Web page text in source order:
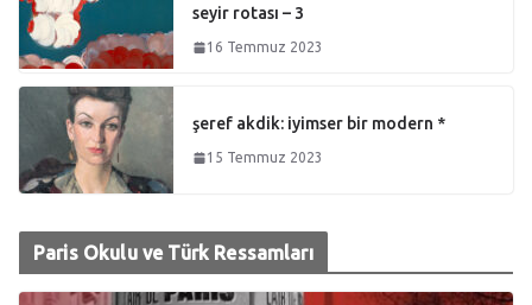
seyir rotası – 3
16 Temmuz 2023
şeref akdik: iyimser bir modern *
15 Temmuz 2023
Paris Okulu ve Türk Ressamları